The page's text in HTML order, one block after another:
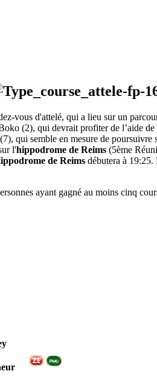
vous d'attelé, qui a lieu sur un
(2), qui devrait profiter de l’aide
qui semble en mesure de poursuivre
l'hippodrome de Reims (5ème
de Reims débutera à 19:25.
ayant gagné au moins cinq